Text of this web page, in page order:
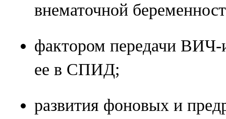
внематочной
фактором передачи
ее в СПИД;
развития фоновых и